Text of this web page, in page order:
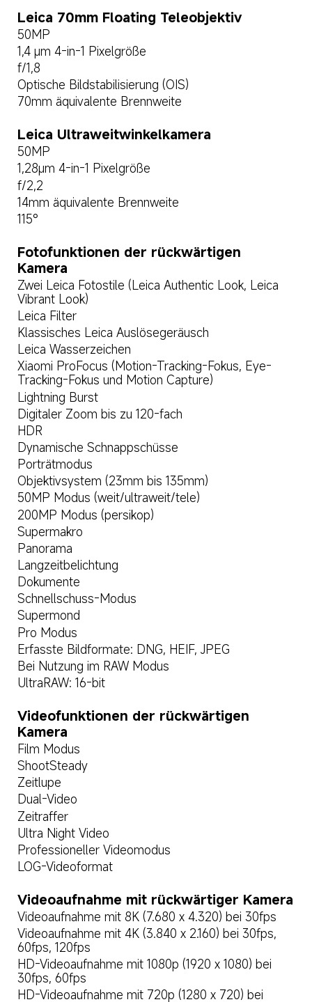
Leica 70mm Floating Teleobjektiv
50MP
1,4 μm 4-in-1 Pixelgröße
f/1,8
Optische Bildstabilisierung (OIS)
70mm äquivalente Brennweite
Leica Ultraweitwinkelkamera
50MP
1,28μm 4-in-1 Pixelgröße
f/2,2
14mm äquivalente Brennweite
115°
Fotofunktionen der rückwärtigen
Kamera
Zwei Leica Fotostile (Leica Authentic Look, Leica
Vibrant Look)
Leica Filter
Klassisches Leica Auslösegeräusch
Leica Wasserzeichen
Xiaomi ProFocus (Motion-Tracking-Fokus, Eye-
Tracking-Fokus und Motion Capture)
Lightning Burst
Digitaler Zoom bis zu 120-fach
HDR
Dynamische Schnappschüsse
Porträtmodus
Objektivsystem (23mm bis 135mm)
50MP Modus (weit/ultraweit/tele)
200MP Modus (persikop)
Supermakro
Panorama
Langzeitbelichtung
Dokumente
Schnellschuss-Modus
Supermond
Pro Modus
Erfasste Bildformate: DNG, HEIF, JPEG
Bei Nutzung im RAW Modus
UltraRAW: 16-bit
Videofunktionen der rückwärtigen
Kamera
Film Modus
ShootSteady
Zeitlupe
Dual-Video
Zeitraffer
Ultra Night Video
Professioneller Videomodus
LOG-Videoformat
Videoaufnahme mit rückwärtiger Kamera
Videoaufnahme mit 8K (7.680 x 4.320) bei 30fps
Videoaufnahme mit 4K (3.840 x 2.160) bei 30fps,
60fps, 120fps
HD-Videoaufnahme mit 1080p (1920 x 1080) bei
30fps, 60fps
HD-Videoaufnahme mit 720p (1280 x 720) bei